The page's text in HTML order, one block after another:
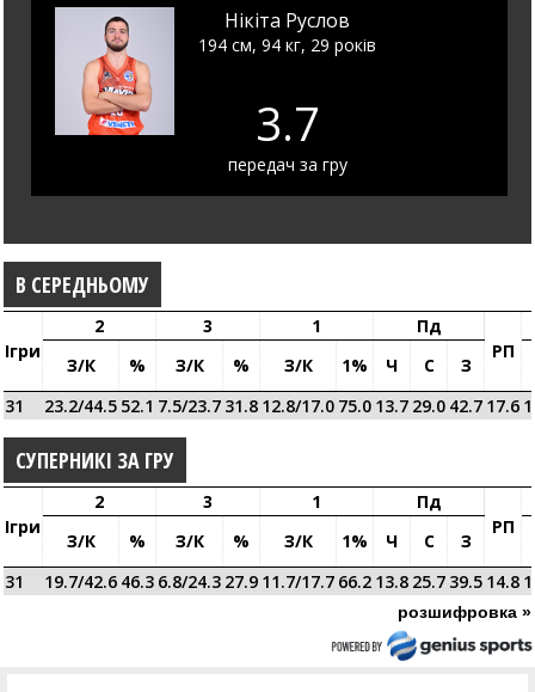
Нікіта Руслов
194 см, 94 кг, 29 років
3.7
передач за гру
В СЕРЕДНЬОМУ
Ігри
2 3 1
Пд
РП
З/к % З/к % З/к 1% Ч С З
31
23.2/44.5 52.1 7.5/23.7 31.8 12.8/17.0 75.0 13.7 29.0 42.7 17.6
СУПЕРНИКІ ЗА ГРУ
Ігри
2 3 1
Пд
РП
З/к % З/к % З/к 1% Ч С З
31
19.7/42.6 46.3 6.8/24.3 27.9 11.7/17.7 66.2 13.8 25.7 39.5 14.8
розшифровка »